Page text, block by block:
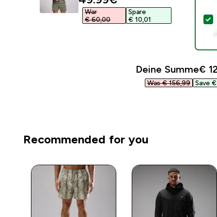
War
€ 60,00‎
Spare
€ 10,01‎
Deine Summe€
Was € 156,99‎ Save
Recommended for you